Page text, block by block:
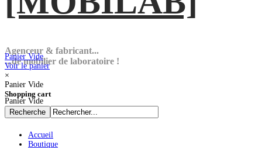
Agenceur & fabricant...
...de mobilier de laboratoire !
Panier Vide
Voir le panier
×
Panier Vide
Shopping cart
Panier Vide
Accueil
Boutique